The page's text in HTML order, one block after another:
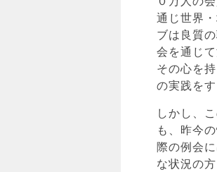
通じ世界
ブは良質
会を通じ
その心を
の実践を
しかし、
も、昨今
際の例会
な状況の